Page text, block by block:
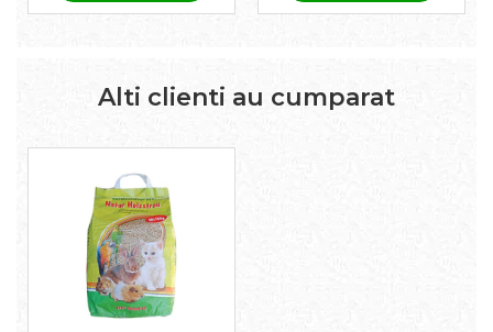
Alti clienti au cumparat